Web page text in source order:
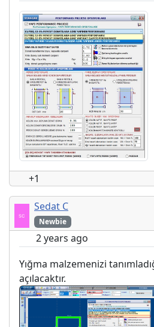
+1
Sedat C
Newbie
2 years ago
Yığma malzemenizi
açılacaktır.